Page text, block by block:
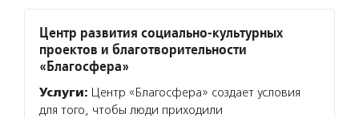
Центр развития социально-культурных
проектов и благотворительности
«Благосфера»
Услуги: Центр «Благосфера» создает условия
для того, чтобы люди приходили